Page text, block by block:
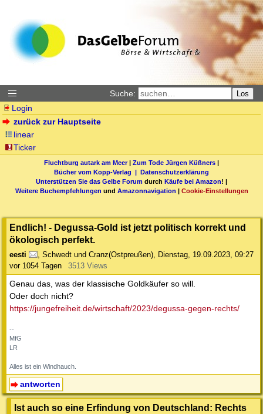
Suche: Los
Login
zurück zur Hauptseite
linear
Ticker
Fluchtburg autark am Meer| Zum Tode Jürgen Küßners |
Bücher vom Kopp-Verlag | Datenschutzerklärung
Unterstützen Sie das Gelbe Forum durch Käufe bei Amazon! |
Weitere Buchempfehlungen und Amazonnavigation | Cookie-Einstellungen
Endlich! - Degussa-Gold ist jetzt politisch korrekt und
ökologisch perfekt.
eesti , Schwedt und Cranz(Ostpreußen), Dienstag, 19.09.2023, 09:27
vor 1054 Tagen
3513 Views
Genau das, was der klassische Goldkäufer so will.
Oder doch nicht?
https://jungefreiheit.de/wirtschaft/2023/degussa-gegen-rechts/
--
MfG
LR
Alles ist ein Windhauch.
antworten
Ist auch so eine Erfindung von Deutschland: Rechts